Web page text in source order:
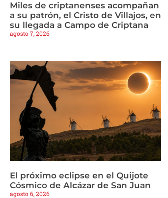
Miles de criptanenses acompañan
a su patrón, el Cristo de Villajos, en
su llegada a Campo de Criptana
agosto 7, 2026
El próximo eclipse en el Quijote
Cósmico de Alcázar de San Juan
agosto 6, 2026